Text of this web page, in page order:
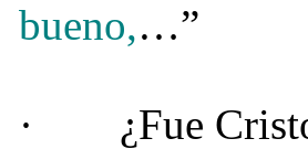
bueno,…”
·
¿Fue